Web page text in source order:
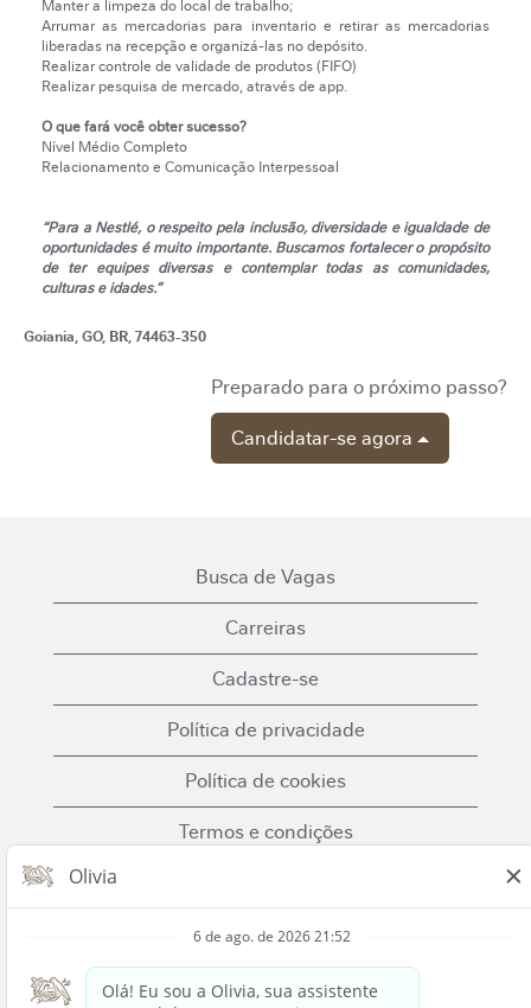
Manter a limpeza do local de trabalho;
Arrumar as mercadorias para inventario e retirar as mercadorias
liberadas na recepção e organizá-las no depósito.
Realizar controle de validade de produtos (FIFO)
Realizar pesquisa de mercado, através de app.
O que fará você obter sucesso?
Nível Médio Completo
Relacionamento e Comunicação Interpessoal
“Para a Nestlé, o respeito pela inclusão, diversidade e igualdade de
oportunidades é muito importante. Buscamos fortalecer o propósito
de ter equipes diversas e contemplar todas as comunidades,
culturas e idades.”
Goiania, GO, BR, 74463-350
Preparado para o próximo passo?
Candidatar-se agora
Busca de Vagas
Carreiras
Cadastre-se
Política de privacidade
Política de cookies
Termos e condições
Nestle.com